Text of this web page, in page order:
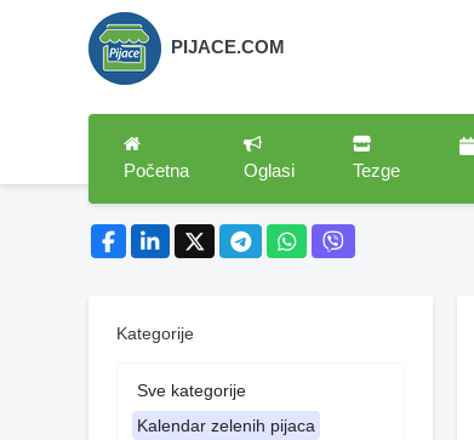
PIJACE.COM
Početna Oglasi Tezge
Kategorije
Sve kategorije
Kalendar zelenih pijaca